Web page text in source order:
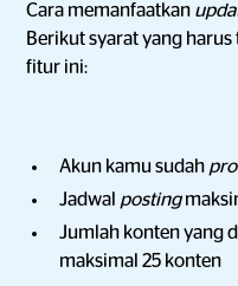
Cara memanfaatkan
Berikut syarat yang
fitur ini:
Akun kamu sudah
Jadwal posting
Jumlah konten yang
maksimal 25 konten